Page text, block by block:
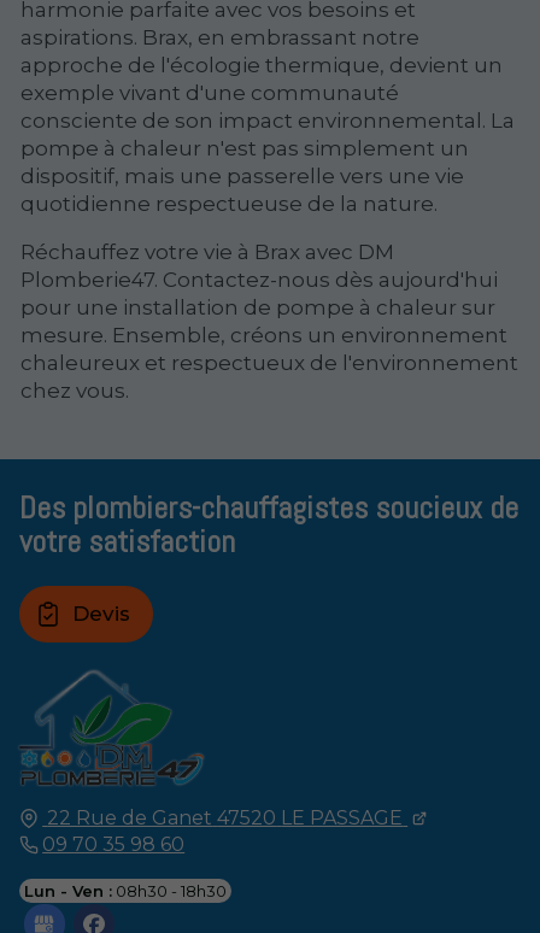
harmonie parfaite avec vos besoins et
aspirations. Brax, en embrassant notre
approche de l'écologie thermique, devient un
exemple vivant d'une communauté
consciente de son impact environnemental. La
pompe à chaleur n'est pas simplement un
dispositif, mais une passerelle vers une vie
quotidienne respectueuse de la nature.
Réchauffez votre vie à Brax avec DM
Plomberie47. Contactez-nous dès aujourd'hui
pour une installation de pompe à chaleur sur
mesure. Ensemble, créons un environnement
chaleureux et respectueux de l'environnement
chez vous.
22 Rue de Ganet 47520 LE PASSAGE
09 70 35 98 60
Lun - Ven : 08h30 - 18h30
Des plombiers-chauffagistes soucieux de
votre satisfaction
Devis